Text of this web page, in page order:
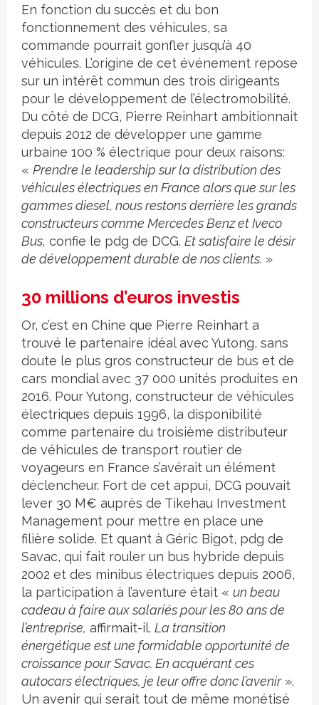
En fonction du succès et du bon
fonctionnement des véhicules, sa
commande pourrait gonfler jusqu’à 40
véhicules. L’origine de cet événement repose
sur un intérêt commun des trois dirigeants
pour le développement de l’électromobilité.
Du côté de DCG, Pierre Reinhart ambitionnait
depuis 2012 de développer une gamme
urbaine 100 % électrique pour deux raisons:
« Prendre le leadership sur la distribution des
véhicules électriques en France alors que sur les
gammes diesel, nous restons derrière les grands
constructeurs comme Mercedes Benz et Iveco
Bus, confie le pdg de DCG. Et satisfaire le désir
de développement durable de nos clients. »
30 millions d’euros investis
Or, c’est en Chine que Pierre Reinhart a
trouvé le partenaire idéal avec Yutong, sans
doute le plus gros constructeur de bus et de
cars mondial avec 37 000 unités produites en
2016. Pour Yutong, constructeur de véhicules
électriques depuis 1996, la disponibilité
comme partenaire du troisième distributeur
de véhicules de transport routier de
voyageurs en France s’avérait un élément
déclencheur. Fort de cet appui, DCG pouvait
lever 30 M€ auprès de Tikehau Investment
Management pour mettre en place une
filière solide. Et quant à Géric Bigot, pdg de
Savac, qui fait rouler un bus hybride depuis
2002 et des minibus électriques depuis 2006,
la participation à l’aventure était « un beau
cadeau à faire aux salariés pour les 80 ans de
l’entreprise, affirmait-il. La transition
énergétique est une formidable opportunité de
croissance pour Savac. En acquérant ces
autocars électriques, je leur offre donc l’avenir».
Un avenir qui serait tout de même monétisé